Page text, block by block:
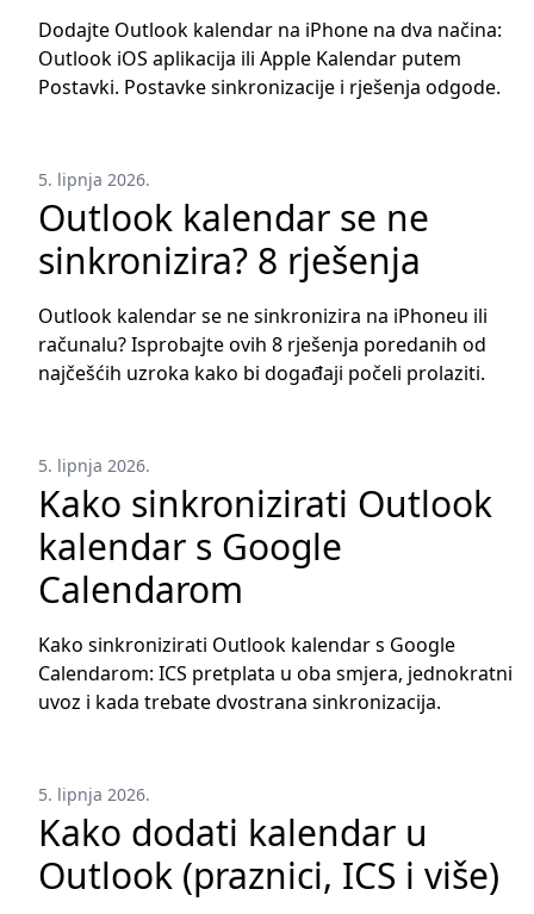
Dodajte Outlook kalendar na iPhone na dva načina:
Outlook iOS aplikacija ili Apple Kalendar putem
Postavki. Postavke sinkronizacije i rješenja odgode.
5. lipnja 2026.
Outlook kalendar se ne
sinkronizira? 8 rješenja
Outlook kalendar se ne sinkronizira na iPhoneu ili
računalu? Isprobajte ovih 8 rješenja poredanih od
najčešćih uzroka kako bi događaji počeli prolaziti.
5. lipnja 2026.
Kako sinkronizirati Outlook
kalendar s Google
Calendarom
Kako sinkronizirati Outlook kalendar s Google
Calendarom: ICS pretplata u oba smjera, jednokratni
uvoz i kada trebate dvostrana sinkronizacija.
5. lipnja 2026.
Kako dodati kalendar u
Outlook (praznici, ICS i više)